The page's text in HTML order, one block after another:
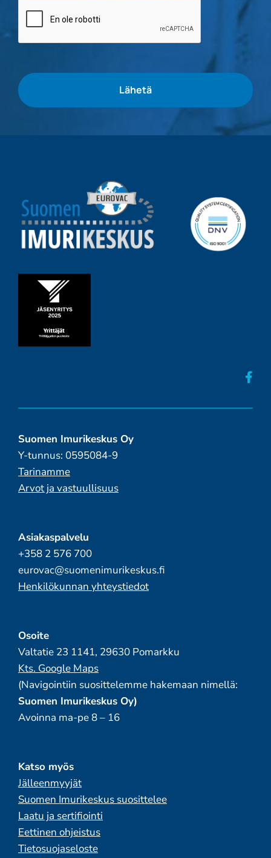
Suomen Imurikeskus Oy
Y-tunnus: 0595084-9
Tarinamme
Arvot ja vastuullisuus
Asiakaspalvelu
+358 2 576 700
eurovac@suomenimurikeskus.fi
Henkilökunnan yhteystiedot
Osoite
Valtatie 23 1141, 29630 Pomarkku
Kts. Google Maps
(Navigointiin suosittelemme hakemaan nimellä:
Suomen Imurikeskus Oy)
Avoinna ma-pe 8 – 16
Katso myös
Jälleenmyyjät
Suomen Imurikeskus suosittelee
Laatu ja sertifiointi
Eettinen ohjeistus
Tietosuojaseloste